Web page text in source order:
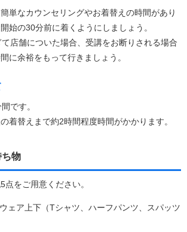
単なカウンセリングやお着替えの時間があり
始の30分前に着くようにしましょう。
店舗についた場合、受講をお断りされる場合
に余裕をもって行きましょう。
です。
着替えまで約2時間程度時間がかかります。
物
点をご用意ください。
ェア上下（Tシャツ、ハーフパンツ、スパッツ